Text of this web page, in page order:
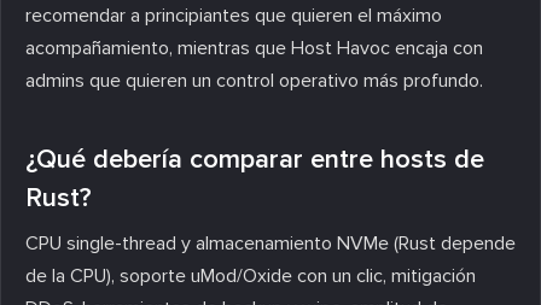
recomendar a principiantes que quieren el máximo
acompañamiento, mientras que Host Havoc encaja con
admins que quieren un control operativo más profundo.
¿Qué debería comparar entre hosts de
Rust?
CPU single-thread y almacenamiento NVMe (Rust depende
de la CPU), soporte uMod/Oxide con un clic, mitigación